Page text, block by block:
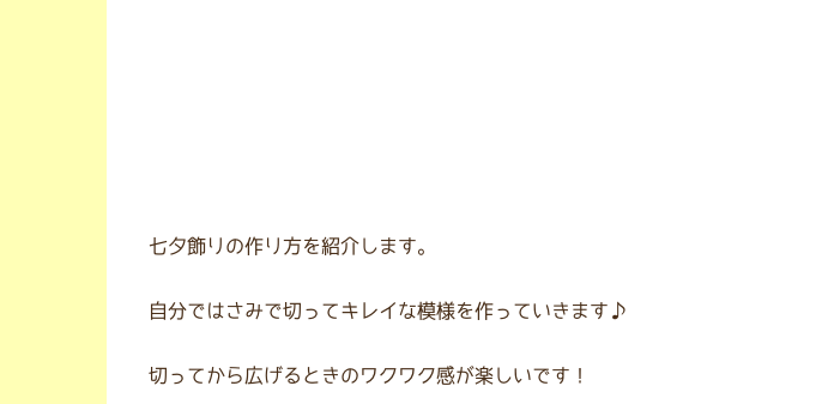
七夕飾りの作り方を紹介します。
自分ではさみで切ってキレイな模様を作っていきます♪
切ってから広げるときのワクワク感が楽しいです！